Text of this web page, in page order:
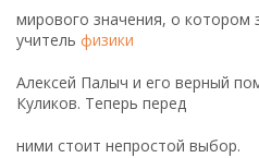
мирового значения, о котором
учитель физики
Алексей Палыч и его верный
Куликов. Теперь перед
ними стоит непростой выбор.